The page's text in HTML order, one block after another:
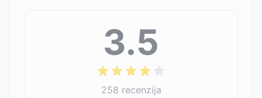
3.5
258 recenzija